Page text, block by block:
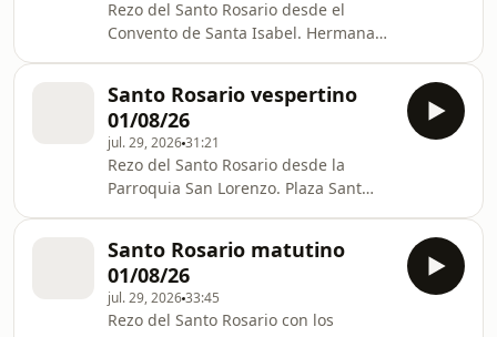
Rezo del Santo Rosario desde el
Convento de Santa Isabel. Hermanas
Santo Rosario vespertino
01/08/26
jul. 29, 202631:21
Rezo del Santo Rosario desde la
Parroquia San Lorenzo. Plaza Sant
Santo Rosario matutino
01/08/26
jul. 29, 202633:45
Rezo del Santo Rosario con los